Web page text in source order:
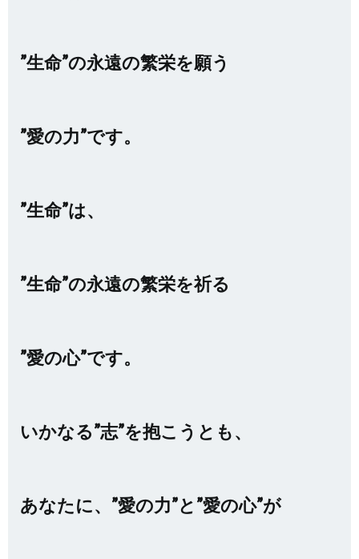
”生命”の永遠の繁栄を願う
”愛の力”です。
”生命”は、
”生命”の永遠の繁栄を祈る
”愛の心”です。
いかなる”志”を抱こうとも、
あなたに、”愛の力”と”愛の心”が